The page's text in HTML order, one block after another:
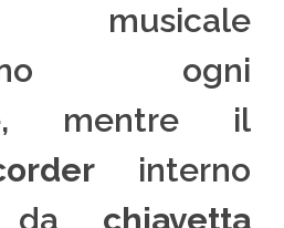
musicale
ogni
mentre il
interno
da chiavetta